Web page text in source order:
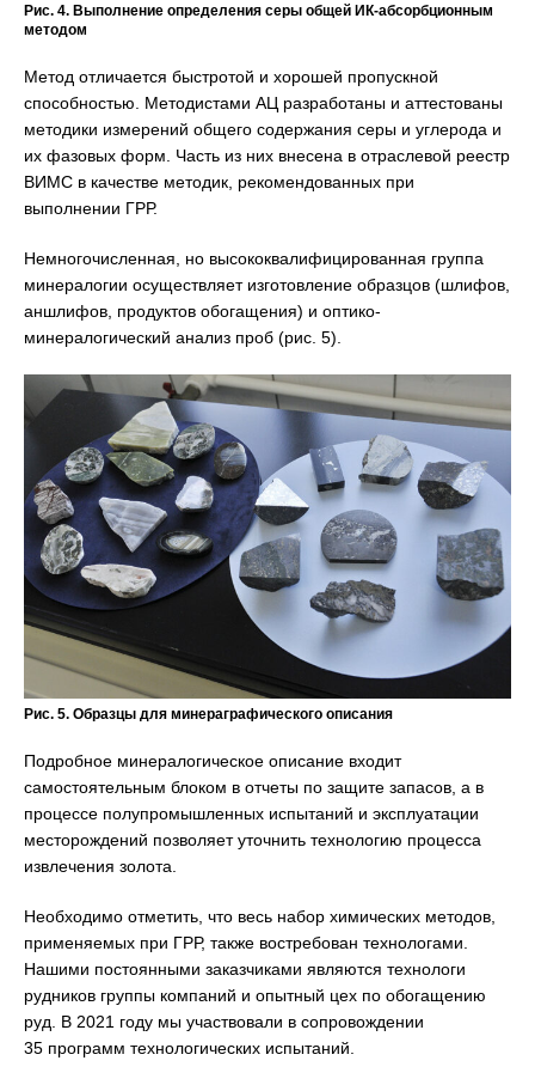
Рис. 4. Выполнение определения серы общей ИК-абсорбционным
методом
Метод отличается быстротой и хорошей пропускной
способностью. Методистами АЦ разработаны и аттестованы
методики измерений общего содержания серы и углерода и
их фазовых форм. Часть из них внесена в отраслевой реестр
ВИМС в качестве методик, рекомендованных при
выполнении ГРР.
Немногочисленная, но высококвалифицированная группа
минералогии осуществляет изготовление образцов (шлифов,
аншлифов, продуктов обогащения) и оптико-
минералогический анализ проб (рис. 5).
Рис. 5. Образцы для минераграфического описания
Подробное минералогическое описание входит
самостоятельным блоком в отчеты по защите запасов, а в
процессе полупромышленных испытаний и эксплуатации
месторождений позволяет уточнить технологию процесса
извлечения золота.
Необходимо отметить, что весь набор химических методов,
применяемых при ГРР, также востребован технологами.
Нашими постоянными заказчиками являются технологи
рудников группы компаний и опытный цех по обогащению
руд. В 2021 году мы участвовали в сопровождении
35 программ технологических испытаний.